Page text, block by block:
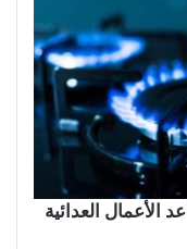
الأعمال العدائية